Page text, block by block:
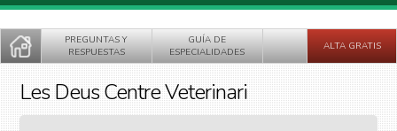
PREGUNTAS Y
RESPUESTAS
GUÍA DE
ESPECIALIDADES
ALTA GRATIS
Les Deus Centre Veterinari